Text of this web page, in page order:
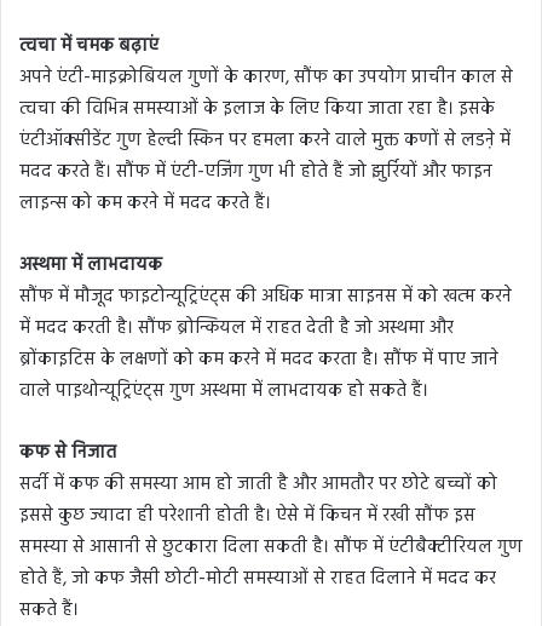
त्वचा में चमक बढ़ाएं
अपने एंटी-माइक्रोबियल गुणों के कारण, सौंफ का उपयोग प्राचीन काल से
त्वचा की विभिन्न समस्याओं के इलाज के लिए किया जाता रहा है। इसके
एंटीऑक्सीडेंट गुण हेल्दी स्किन पर हमला करने वाले मुक्त कणों से लडऩे में
मदद करते हैं। सौंफ में एंटी-एजिंग गुण भी होते हैं जो झुर्रियों और फाइन
लाइन्स को कम करने में मदद करते हैं।
अस्थमा में लाभदायक
सौंफ में मौजूद फाइटोन्यूट्रिएंट्स की अधिक मात्रा साइनस में को खत्म करने
में मदद करती है। सौंफ ब्रोन्कियल में राहत देती है जो अस्थमा और
ब्रोंकाइटिस के लक्षणों को कम करने में मदद करता है। सौंफ में पाए जाने
वाले पाइथोन्यूट्रिएंट्स गुण अस्थमा में लाभदायक हो सकते हैं।
कफ से निजात
सर्दी में कफ की समस्या आम हो जाती है और आमतौर पर छोटे बच्चों को
इससे कुछ ज्यादा ही परेशानी होती है। ऐसे में किचन में रखी सौंफ इस
समस्या से आसानी से छुटकारा दिला सकती है। सौंफ में एंटीबैक्टीरियल गुण
होते हैं, जो कफ जैसी छोटी-मोटी समस्याओं से राहत दिलाने में मदद कर
सकते हैं।